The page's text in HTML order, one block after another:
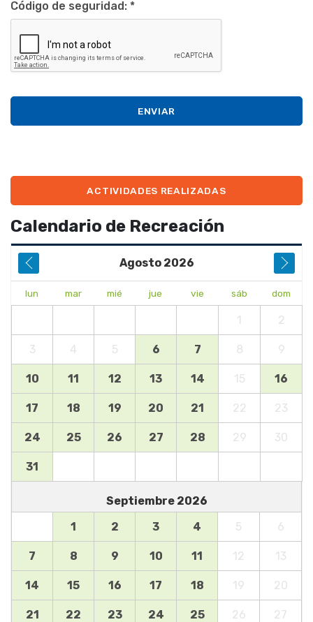
Código de seguridad: *
ENVIAR
ACTIVIDADES REALIZADAS
Calendario de Recreación
Agosto 2026
lun mar mié jue vie sáb dom
1 2
3 4 5 6 7 8 9
10 11 12 13 14 15 16
17 18 19 20 21 22 23
24 25 26 27 28 29 30
31
Septiembre 2026
1
2 3 4 5 6
7 8 9 10 11 12 13
14 15 16 17 18 19 20
21 22 23 24 25 26 27